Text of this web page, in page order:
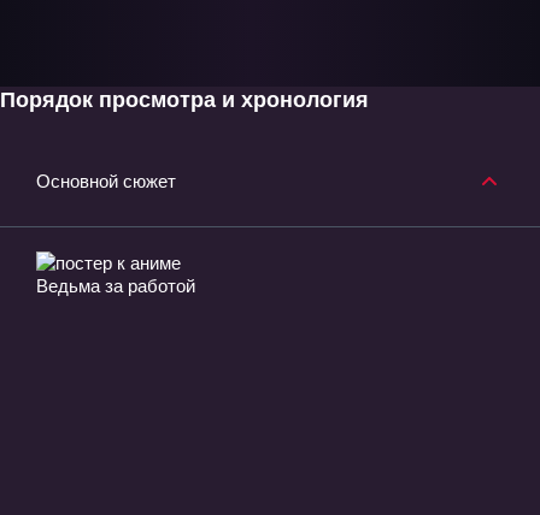
Порядок просмотра и хронология
Основной сюжет